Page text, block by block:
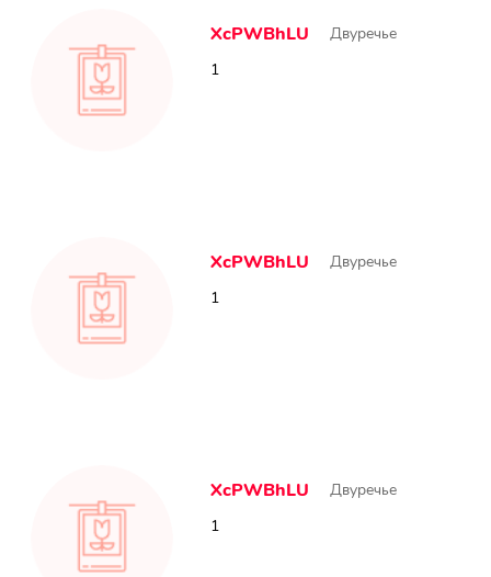
XcPWBhLU
Двуречье
1
XcPWBhLU
Двуречье
1
XcPWBhLU
Двуречье
1